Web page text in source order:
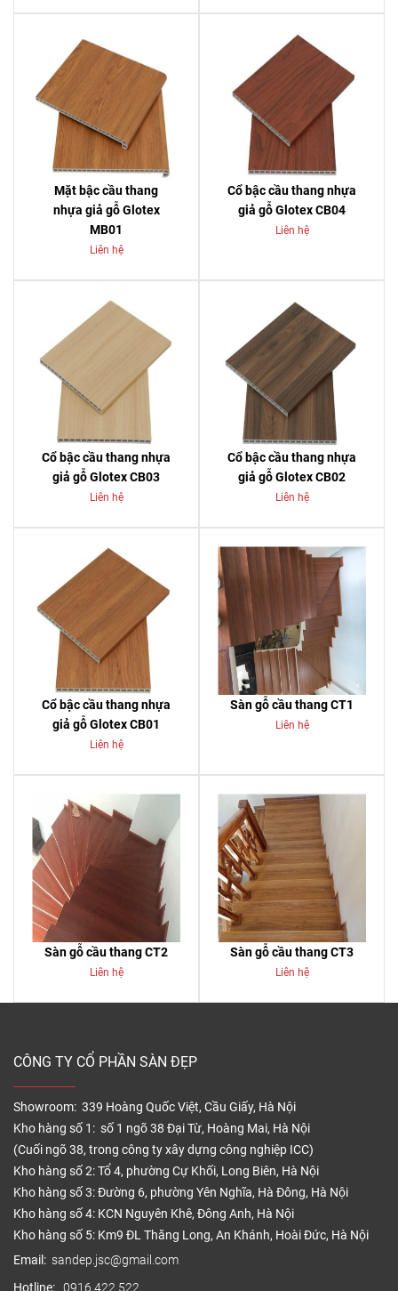
Mặt bậc cầu thang
nhựa giả gỗ Glotex
MB01
Liên hệ
Cổ bậc cầu thang nhựa
giả gỗ Glotex CB04
Liên hệ
Cổ bậc cầu thang nhựa
giả gỗ Glotex CB03
Liên hệ
Cổ bậc cầu thang nhựa
giả gỗ Glotex CB02
Liên hệ
Cổ bậc cầu thang nhựa
giả gỗ Glotex CB01
Liên hệ
Sàn gỗ cầu thang CT1
Liên hệ
Sàn gỗ cầu thang CT2
Liên hệ
Sàn gỗ cầu thang CT3
Liên hệ
CÔNG TY CỔ PHẦN SÀN ĐẸP
Showroom: 339 Hoàng Quốc Việt, Cầu Giấy, Hà Nội
Kho hàng số 1: số 1 ngõ 38 Đại Từ, Hoàng Mai, Hà Nội
(Cuối ngõ 38, trong công ty xây dựng công nghiệp ICC)
Kho hàng số 2: Tổ 4, phường Cự Khối, Long Biên, Hà Nội
Kho hàng số 3: Đường 6, phường Yên Nghĩa, Hà Đông, Hà Nội
Kho hàng số 4: KCN Nguyên Khê, Đông Anh, Hà Nội
Kho hàng số 5: Km9 ĐL Thăng Long, An Khánh, Hoài Đức, Hà Nội
Email: sandep.jsc@gmail.com
Hotline: 0916.422.522